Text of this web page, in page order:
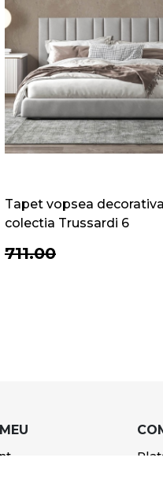
Tapet vopsea
colectia Trussardi 6
711.00